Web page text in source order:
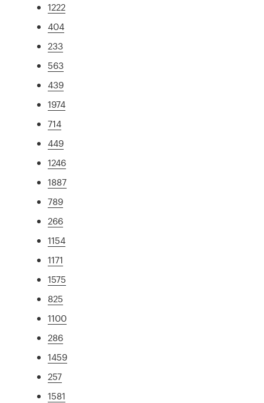
1222
404
233
563
439
1974
714
449
1246
1887
789
266
1154
1171
1575
825
1100
286
1459
257
1581